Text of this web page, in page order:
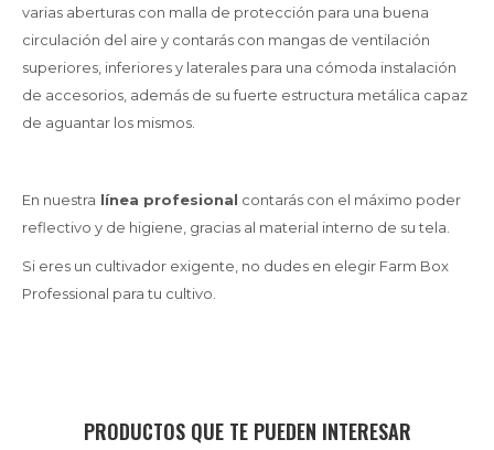
varias aberturas con malla de protección para una buena
circulación del aire y contarás con mangas de ventilación
superiores, inferiores y laterales para una cómoda instalación
de accesorios, además de su fuerte estructura metálica capaz
de aguantar los mismos.
En nuestra línea profesional contarás con el máximo poder
reflectivo y de higiene, gracias al material interno de su tela.
Si eres un cultivador exigente, no dudes en elegir Farm Box
Professional para tu cultivo.
PRODUCTOS QUE TE PUEDEN INTERESAR